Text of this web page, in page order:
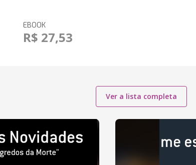
EBOOK
R$ 27,53
Ver a lista completa